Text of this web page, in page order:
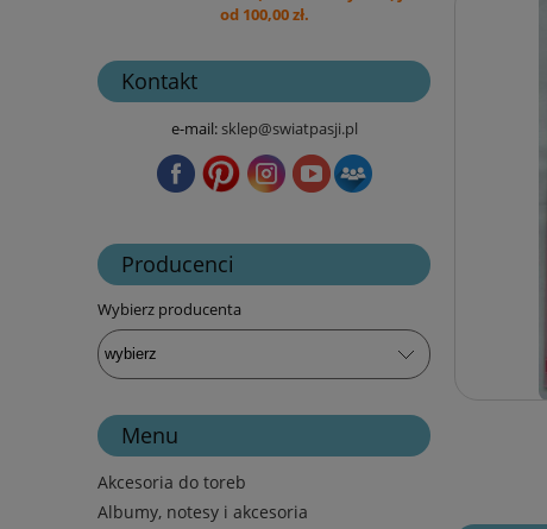
od 100,00 zł.
Kontakt
e-mail:sklep@swiatpasji.pl
Producenci
Wybierz producenta
Menu
Akcesoria do toreb
Albumy, notesy i akcesoria